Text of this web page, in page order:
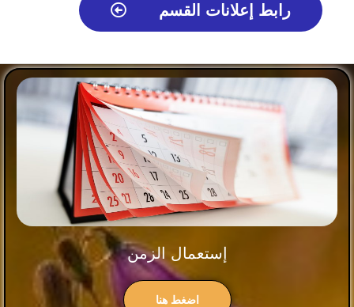
رابط إعلانات القسم
إستعمال الزمن
اضغط هنا